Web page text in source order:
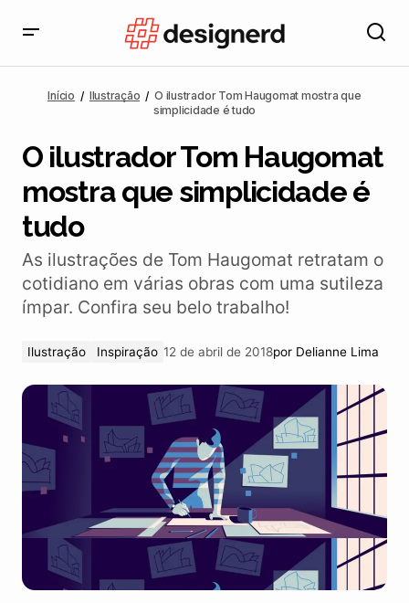
é tudo
Início Ilustração
O ilustrador Tom Haugomat mostra que
simplicidade é tudo
O ilustrador Tom Haugomat
mostra que simplicidade é
tudo
As ilustrações de Tom Haugomat retratam o
cotidiano em várias obras com uma sutileza
ímpar. Confira seu belo trabalho!
Ilustração Inspiração 12 de abril de 2018por Delianne Lima